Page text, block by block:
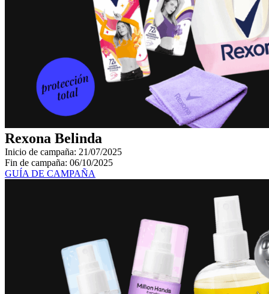
Rexona Belinda
Inicio de campaña: 21/07/2025
Fin de campaña: 06/10/2025
GUÍA DE CAMPAÑA